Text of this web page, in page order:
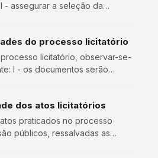
- assegurar a seleção da
Pública, inclusive no que se
de vida do o…
do processo licitatório
processo licitatório, observar-se-
I - os documentos serão
II - os valores, os preços e
dos atos licitatórios
atos praticados no processo
públicos, ressalvadas as